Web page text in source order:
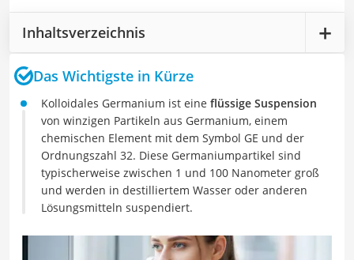
Inhaltsverzeichnis
Das Wichtigste in Kürze
Kolloidales Germanium ist eine flüssige Suspension
von winzigen Partikeln aus Germanium, einem
chemischen Element mit dem Symbol GE und der
Ordnungszahl 32. Diese Germaniumpartikel sind
typischerweise zwischen 1 und 100 Nanometer groß
und werden in destilliertem Wasser oder anderen
Lösungsmitteln suspendiert.